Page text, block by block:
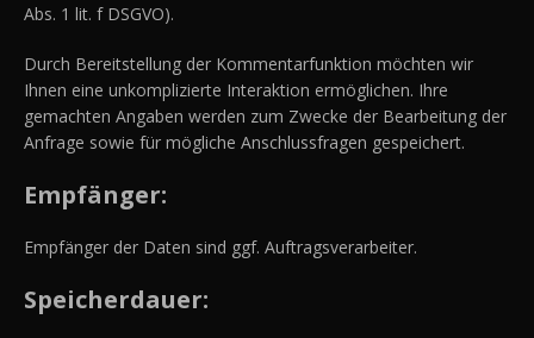
Abs. 1 lit. f DSGVO).
Durch Bereitstellung der Kommentarfunktion möchten wir
Ihnen eine unkomplizierte Interaktion ermöglichen. Ihre
gemachten Angaben werden zum Zwecke der Bearbeitung der
Anfrage sowie für mögliche Anschlussfragen gespeichert.
Empfänger:
Empfänger der Daten sind ggf. Auftragsverarbeiter.
Speicherdauer: